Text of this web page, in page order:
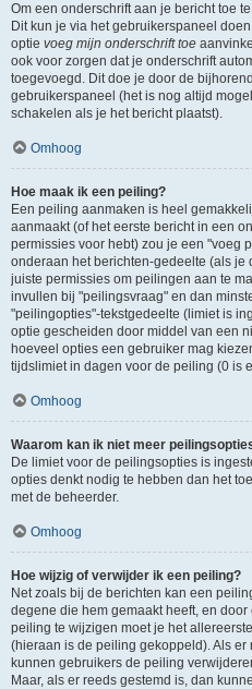
Om een onderschrift aan je bericht toe
Dit kun je via het gebruikerspaneel
optie voeg mijn onderschrift toe
ook voor zorgen dat je onderschrift
toegevoegd. Dit doe je door de
gebruikerspaneel (het is nog altijd
schakelen als je het bericht plaatst).
Omhoog
Hoe maak ik een peiling?
Een peiling aanmaken is heel
aanmaakt (of het eerste bericht in een
permissies voor hebt) zou je een "voeg
onderaan het berichten-gedeelte (als je
juiste permissies om peilingen aan te
invullen bij "peilingsvraag" en dan
"peilingopties"-tekstgedeelte (limiet is
optie gescheiden door middel van een
hoeveel opties een gebruiker mag
tijdslimiet in dagen voor de peiling (0 is
Omhoog
Waarom kan ik niet meer
De limiet voor de peilingsopties is
opties denkt nodig te hebben dan het
met de beheerder.
Omhoog
Hoe wijzig of verwijder ik een peiling?
Net zoals bij de berichten kan een
degene die hem gemaakt heeft, en
peiling te wijzigen moet je het
(hieraan is de peiling gekoppeld). Als
kunnen gebruikers de peiling
Maar, als er reeds gestemd is, dan